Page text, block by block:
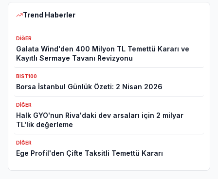
Trend Haberler
DIĞER
Galata Wind'den 400 Milyon TL Temettü Kararı ve
Kayıtlı Sermaye Tavanı Revizyonu
BIST100
Borsa İstanbul Günlük Özeti: 2 Nisan 2026
DIĞER
Halk GYO'nun Riva'daki dev arsaları için 2 milyar
TL'lik değerleme
DIĞER
Ege Profil'den Çifte Taksitli Temettü Kararı